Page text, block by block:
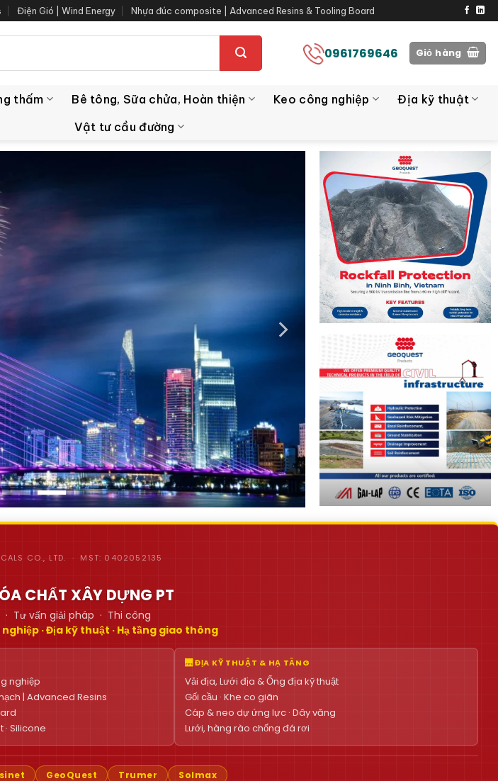
Điện Gió | Wind Energy Nhựa đúc composite | Advanced Resins & Tooling Board
0961769646 Giỏ hàng
thấm Bê tông, Sữa chửa, Hoàn thiện Keo công nghiệp
Địa kỹ thuật
Vật tư cầu đường
CO., LTD. · MST: 0402052135
CHẤT XÂY DỰNG PT
· Tư vấn giải pháp · Thi công
· Địa kỹ thuật · Hạ tầng giao thông
nghiệp
| Advanced Resins
· Silicone
🌉 ĐỊA KỸ THUẬT & HẠ TẦNG
Vải địa, Lưới địa & Ống địa kỹ thuật
Gối cầu · Khe co giãn
Cáp & neo dự ứng lực · Dây văng
Lưới, hàng rào chống đá rơi
GeoQuest Trumer Solmax